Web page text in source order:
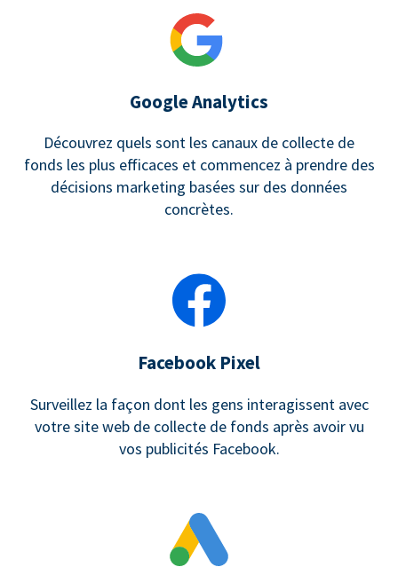
Google Analytics
Découvrez quels sont les canaux de collecte de
fonds les plus efficaces et commencez à prendre des
décisions marketing basées sur des données
concrètes.
Facebook Pixel
Surveillez la façon dont les gens interagissent avec
votre site web de collecte de fonds après avoir vu
vos publicités Facebook.